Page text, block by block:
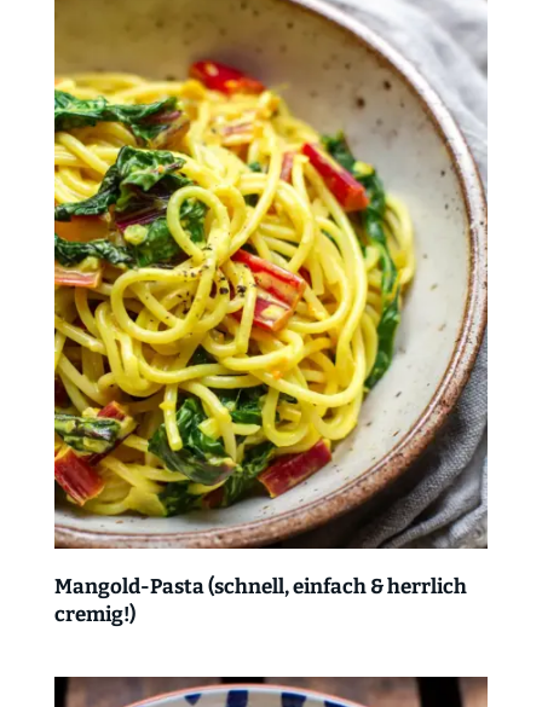
Mangold-Pasta (schnell, einfach & herrlich
cremig!)